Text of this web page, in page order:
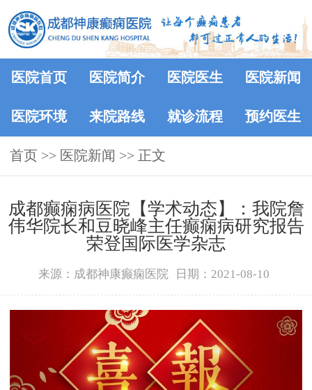
医院首页 医院简介 医院医生 医院新闻
医院环境 来院路线 就诊流程 预约医生
首页 >> 医院新闻 >> 正文
成都癫痫病医院【学术动态】：我院詹
伟华院长和豆晓峰主任癫痫病研究报告
荣登国际医学杂志
来源：成都神康癫痫医院 日期：2021-08-10